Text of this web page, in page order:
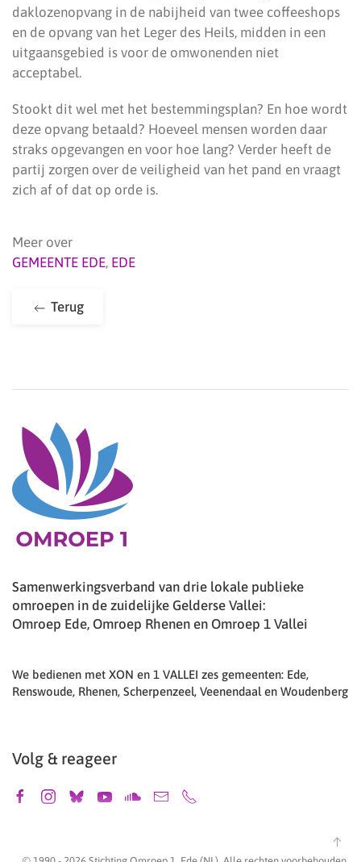
daklozenopvang in de nabijheid van twee coffeeshops
en de opvang van het Leger des Heils, midden in een
uitgaansgebied is voor de omwonenden niet
acceptabel.
Stookt dit wel met het bestemmingsplan? En hoe wordt
deze opvang betaald? Hoeveel mensen worden daar
straks opgevangen en voor hoe lang? Verder heeft de
partij zorgen over de veiligheid van het pand en vraagt
zich af of dat op orde is.
Meer over
GEMEENTE EDE, EDE
Terug
Samenwerkingsverband van drie lokale publieke
omroepen in de zuidelijke Gelderse Vallei:
Omroep Ede, Omroep Rhenen en Omroep 1 Vallei
We bedienen met XON en 1 VALLEI zes gemeenten: Ede,
Renswoude, Rhenen, Scherpenzeel, Veenendaal en Woudenberg
Volg & reageer